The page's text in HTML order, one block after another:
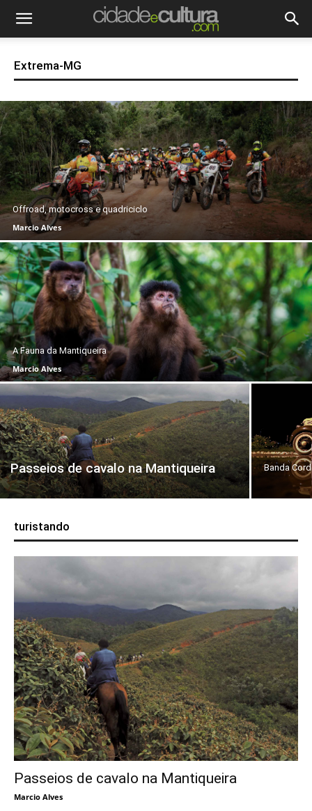
Extrema-MG
Offroad, motocross e quadriciclo
Marcio Alves
A Fauna da Mantiqueira
Marcio Alves
Passeios de cavalo na Mantiqueira Banda
turistando
Passeios de cavalo na Mantiqueira
Marcio Alves